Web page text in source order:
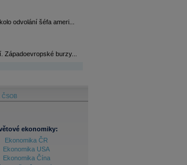
odvolání šéfa ameri...
burzy...
ČSOB
ekonomiky:
Ekonomika ČR
Ekonomika USA
Ekonomika Čína